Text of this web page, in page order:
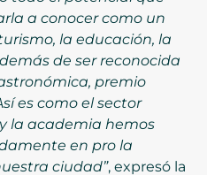
a conocer como un
la educación, la
de ser reconocida
premio
es como el sector
la academia hemos
en pro la
ciudad”, expresó la